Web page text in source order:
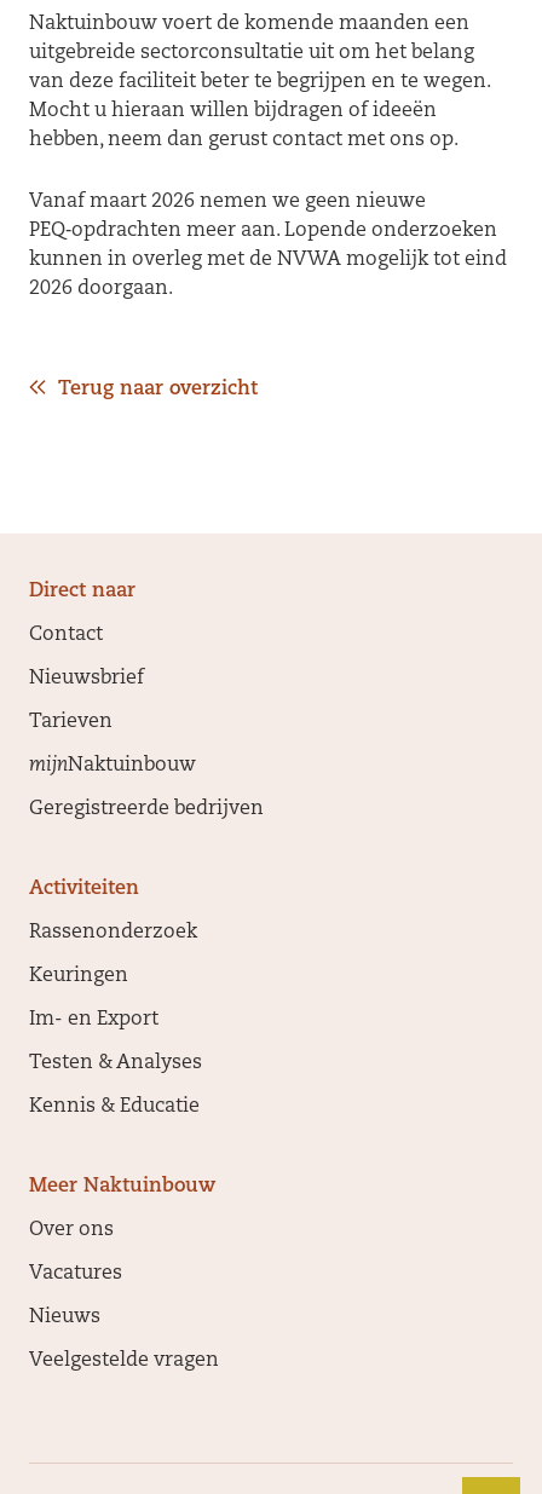
Naktuinbouw voert de komende maanden een
uitgebreide sectorconsultatie uit om het belang
van deze faciliteit beter te begrijpen en te wegen.
Mocht u hieraan willen bijdragen of ideeën
hebben, neem dan gerust contact met ons op.
Vanaf maart 2026 nemen we geen nieuwe
PEQ‑opdrachten meer aan. Lopende onderzoeken
kunnen in overleg met de NVWA mogelijk tot eind
2026 doorgaan.
Terug naar overzicht
Direct naar
Contact
Nieuwsbrief
Tarieven
mijnNaktuinbouw
Geregistreerde bedrijven
Activiteiten
Rassenonderzoek
Keuringen
Im- en Export
Testen & Analyses
Kennis & Educatie
Meer Naktuinbouw
Over ons
Vacatures
Nieuws
Veelgestelde vragen